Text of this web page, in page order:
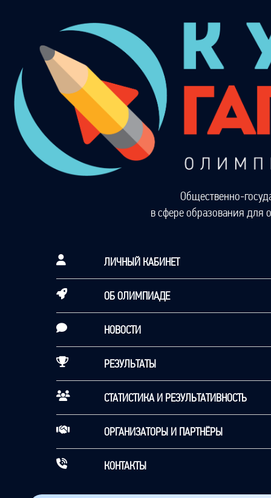
Общественно-
в сфере образования для
ЛИЧНЫЙ КАБИНЕТ
ОБ ОЛИМПИАДЕ
НОВОСТИ
РЕЗУЛЬТАТЫ
СТАТИСТИКА И РЕЗУЛЬТАТИВНОСТЬ
ОРГАНИЗАТОРЫ И ПАРТНЁРЫ
КОНТАКТЫ